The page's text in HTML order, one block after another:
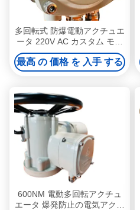
多回転式 防爆電動アクチュエ
ータ 220V AC カスタム モー
ター パワー 0.18 KW
最高 の 価格 を 入手 する
600NM 電動多回転アクチュ
エータ 爆発防止の電気アクチ